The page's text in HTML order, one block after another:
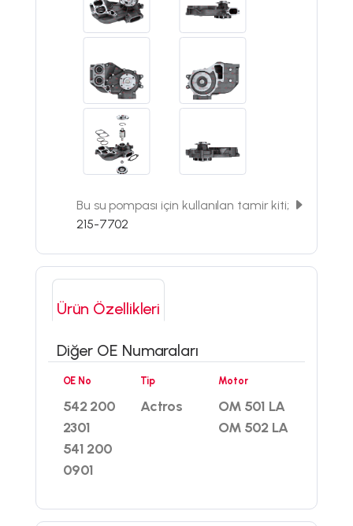
Bu su pompası için kullanılan tamir kiti;
215-7702
Ürün Özellikleri
Diğer OE Numaraları
OE No
542 200
2301
541 200
0901
Tip
Actros
Motor
OM 501 LA
OM 502 LA